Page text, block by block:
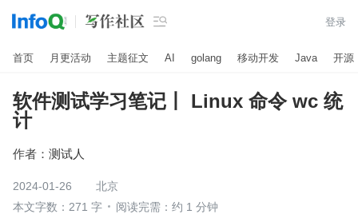
 登录
首页 月更活动 主题征文 AI golang 移动开发 Java 开源
软件测试学习笔记丨 Linux 命令 wc 统
计
作者： 测试人
2024-01-26
北京
本文字数：271 字
阅读完需：约 1 分钟